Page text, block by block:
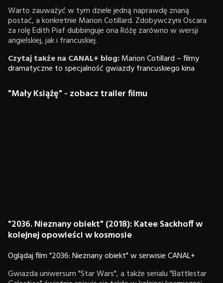
Warto zauważyć w tym dziele jedną naprawdę znaną
postać, a konkretnie Marion Cotillard. Zdobywczyni Oscara
za rolę Edith Piaf dubbinguje ona Różę zarówno w wersji
angielskiej, jak i francuskiej.
Czytaj także na CANAL+ blog:Marion Cotillard – filmy
dramatyczne to specjalność gwiazdy francuskiego kina
"Mały Książę" - zobacz trailer filmu
"2036. Nieznany obiekt" (2018): Katee Sackhoff w
kolejnej opowieści w kosmosie
Oglądaj film "2036: Nieznany obiekt" w serwisie CANAL+
Gwiazda uniwersum "Star Wars", a także serialu "Battlestar